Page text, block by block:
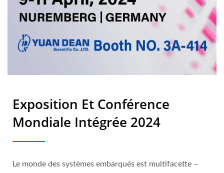
Exposition Et Conférence
Mondiale Intégrée 2024
Le monde des systèmes embarqués est multifacette –